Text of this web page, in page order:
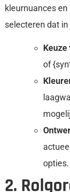
kleurnuances
selecteren dat
of
opties.
2.